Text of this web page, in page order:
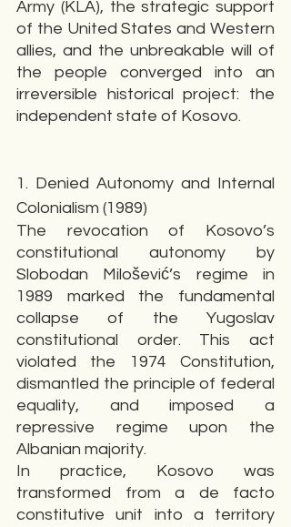
Army (KLA), the strategic support
of the United States and Western
allies, and the unbreakable will of
the people converged into an
irreversible historical project: the
independent state of Kosovo.
1. Denied Autonomy and Internal
Colonialism (1989)
The revocation of Kosovo’s
constitutional autonomy by
Slobodan Milošević’s regime in
1989 marked the fundamental
collapse of the Yugoslav
constitutional order. This act
violated the 1974 Constitution,
dismantled the principle of federal
equality, and imposed a
repressive regime upon the
Albanian majority.
In practice, Kosovo was
transformed from a de facto
constitutive unit into a territory